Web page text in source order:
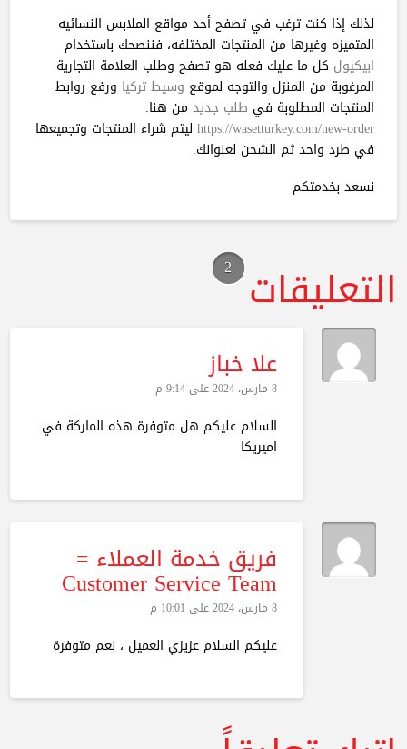
لذلك إذا كنت ترغب في تصفح أحد مواقع الملابس النسائيه
المتميزه وغيرها من المنتجات المختلفه، فننصحك باستخدام
ابيكيول كل ما عليك فعله هو تصفح وطلب العلامة التجارية
المرغوبة من المنزل والتوجه لموقع وسيط تركيا ورفع روابط
المنتجات المطلوبة في طلب جديدمن هنا:
https://wasetturkey.com/new-order ليتم شراء المنتجات وتجميعها
في طرد واحد ثم الشحن لعنوانك.
نسعد بخدمتكم
التعليقات 2
علا خباز
8 مارس، 2024 على 9:14 م
السلام عليكم هل متوفرة هذه الماركة في
اميريكا
فريق خدمة العملاء =
Customer Service Team
8 مارس، 2024 على 10:01 م
عليكم السلام عزيزي العميل ، نعم متوفرة